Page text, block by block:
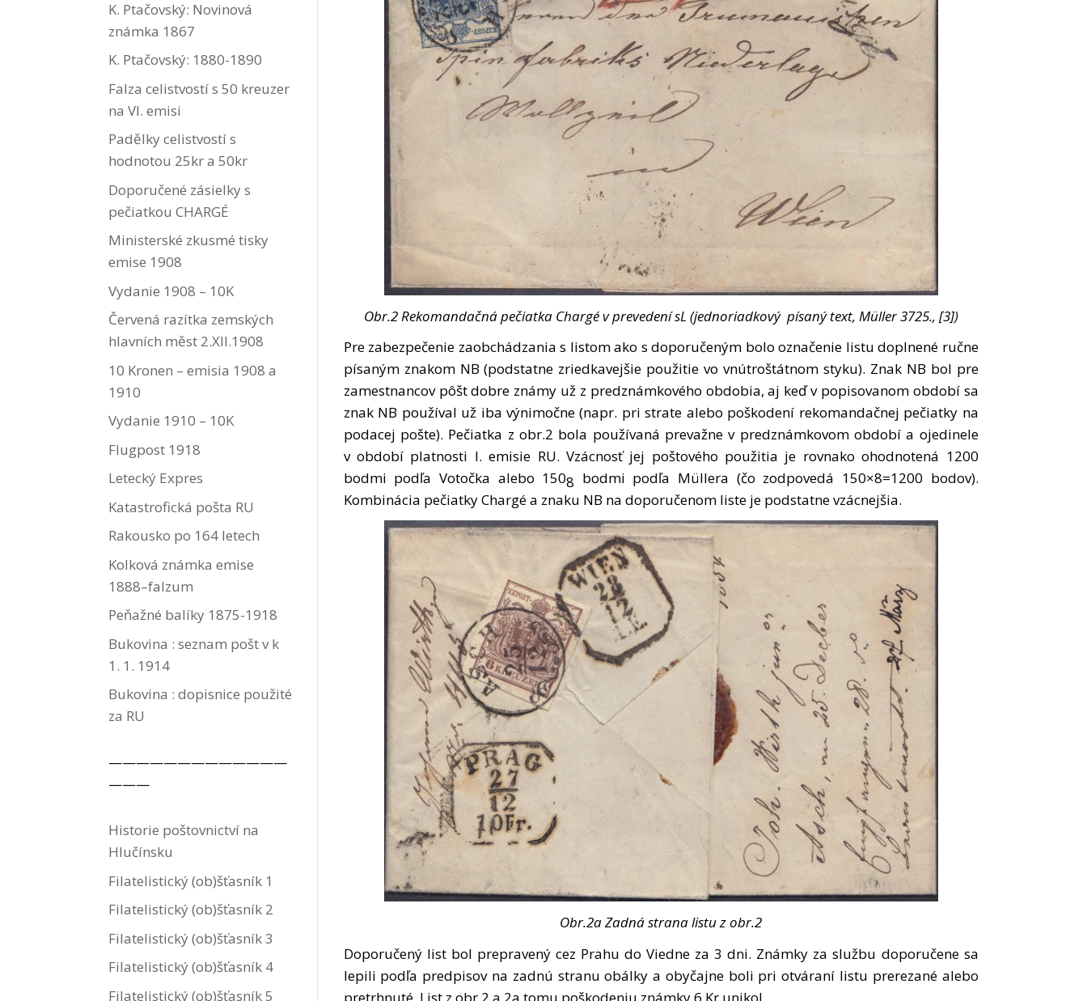
Obr.2 Rekomandačná pečiatka Chargé v prevedení sL (jednoriadkový písaný text, Müller 3725., [3])
Pre zabezpečenie zaobchádzania s listom ako s doporučeným bolo označenie listu doplnené ručne
písaným znakom NB (podstatne zriedkavejšie použitie vo vnútroštátnom styku). Znak NB bol pre
zamestnancov pôšt dobre známy už z predznámkového obdobia, aj keď v popisovanom období sa
znak NB používal už iba výnimočne (napr. pri strate alebo poškodení rekomandačnej pečiatky na
podacej pošte). Pečiatka z obr.2 bola používaná prevažne v predznámkovom období a ojedinele
v období platnosti I. emisie RU. Vzácnosť jej poštového použitia je rovnako ohodnotená 1200
bodmi podľa Votočka alebo 1508 bodmi podľa Müllera (čo zodpovedá 150×8=1200 bodov).
Kombinácia pečiatky Chargé a znaku NB na doporučenom liste je podstatne vzácnejšia.
Obr.2a Zadná strana listu z obr.2
Doporučený list bol prepravený cez Prahu do Viedne za 3 dni. Známky za službu doporučene sa
lepili podľa predpisov na zadnú stranu obálky a obyčajne boli pri otváraní listu prerezané alebo
pretrhnuté. List z obr.2 a 2a tomu poškodeniu známky 6 Kr unikol.
K. Ptačovský: Novinová
známka 1867
K. Ptačovský: 1880-1890
Falza celistvostí s 50 kreuzer
na VI. emisi
Padělky celistvostí s
hodnotou 25kr a 50kr
Doporučené zásielky s
pečiatkou CHARGÉ
Ministerské zkusmé tisky
emise 1908
Vydanie 1908 – 10K
Červená razítka zemských
hlavních měst 2.XII.1908
10 Kronen – emisia 1908 a
1910
Vydanie 1910 – 10K
Flugpost 1918
Letecký Expres
Katastrofická pošta RU
Rakousko po 164 letech
Kolková známka emise
1888–falzum
Peňažné balíky 1875-1918
Bukovina : seznam pošt v k
1. 1. 1914
Bukovina : dopisnice použité
za RU
—————————————
———
Historie poštovnictví na
Hlučínsku
Filatelistický (ob)šťasník 1
Filatelistický (ob)šťasník 2
Filatelistický (ob)šťasník 3
Filatelistický (ob)šťasník 4
Filatelistický (ob)šťasník 5